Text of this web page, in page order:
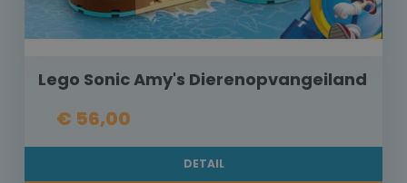
Lego Sonic Amy's Dierenopvangeiland
€ 56,00
DETAIL